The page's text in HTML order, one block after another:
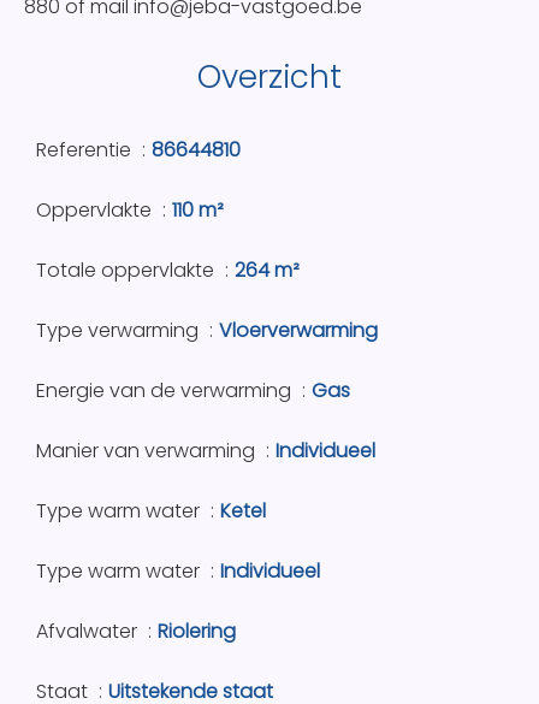
880 of mail info@jeba-vastgoed.be
Overzicht
Referentie 86644810
Oppervlakte 110 m²
Totale oppervlakte 264 m²
Type verwarming Vloerverwarming
Energie van de verwarming Gas
Manier van verwarming Individueel
Type warm water Ketel
Type warm water Individueel
Afvalwater Riolering
Staat Uitstekende staat